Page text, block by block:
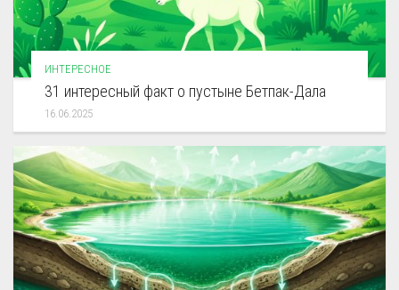
ИНТЕРЕСНОЕ
31 интересный факт о пустыне Бетпак-Дала
16.06.2025